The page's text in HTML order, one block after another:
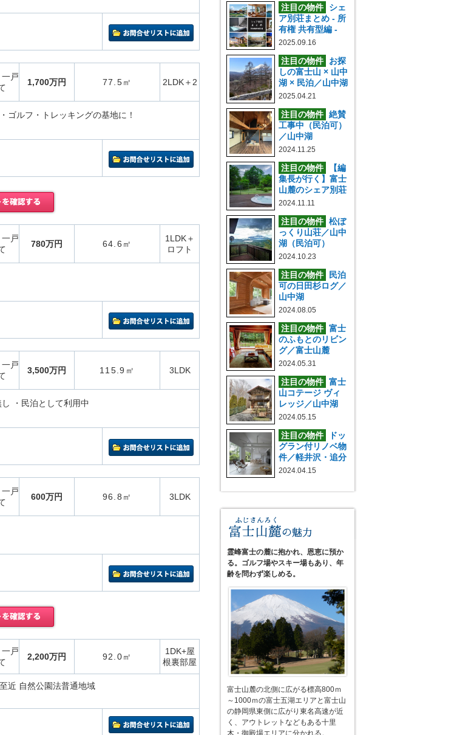
戸
1,700万円 77.5㎡ 2LDK＋2
ゴルフ・トレッキングの基地に！
戸
780万円 64.6㎡
1LDK＋
ロフト
戸
3,500万円 115.9㎡ 3LDK
・民泊として利用中
戸
600万円 96.8㎡ 3LDK
戸
2,200万円 92.0㎡
1DK+屋
根裏部屋
近 自然公園法普通地域
注目の物件
シェ
ア別荘まとめ - 所
有権 共有型編 -
2025.09.16
注目の物件
お探
しの富士山 × 山中
湖 × 民泊／山中湖
2025.04.21
注目の物件 絶賛
工事中（民泊可）
／山中湖
2024.11.25
注目の物件
【編
集長が行く】富士
山麓のシェア別荘
2024.11.11
注目の物件 松ぼ
っくり山荘／山中
湖（民泊可）
2024.10.23
注目の物件
民泊
可の日田杉ログ／
山中湖
2024.08.05
注目の物件 富士
のふもとのリビン
グ／富士山麓
2024.05.31
注目の物件 富士
山コテージ ヴィ
レッジ／山中湖
2024.05.15
注目の物件
ドッ
グラン付リノベ物
件／軽井沢・追分
2024.04.15
霊峰富士の麓に抱かれ、恩恵に預か
る。ゴルフ場やスキー場もあり、年
齢を問わず楽しめる。
富士山麓の北側に広がる標高800ｍ
～1000ｍの富士五湖エリアと富士山
の静岡県東側に広がり東名高速が近
く、アウトレットなどもある十里
木・御殿場エリアに分かれる。